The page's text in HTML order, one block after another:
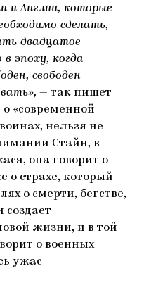
и Англии, которые
сделать,
двадцатое
эпоху, когда
свободен
— так пишет
о «современной
нельзя не
Стайн, в
она говорит о
о страхе, который
о смерти, бегстве,
жизни, и в той
о военных
ужас